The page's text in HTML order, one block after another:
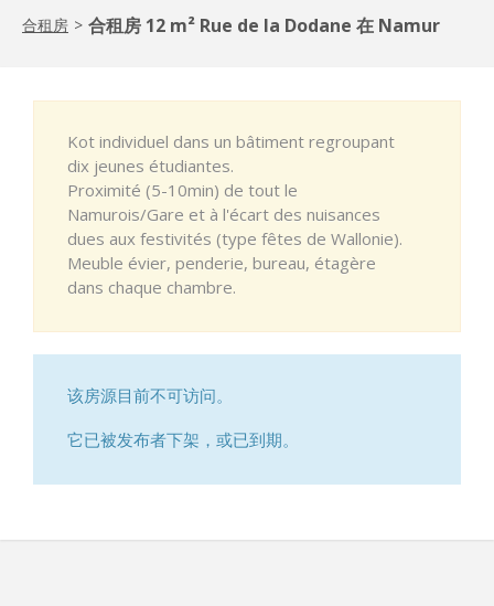
合租房 > 合租房 12 m² Rue de la Dodane 在 Namur
Kot individuel dans un bâtiment regroupant
dix jeunes étudiantes.
Proximité (5-10min) de tout le
Namurois/Gare et à l'écart des nuisances
dues aux festivités (type fêtes de Wallonie).
Meuble évier, penderie, bureau, étagère
dans chaque chambre.
该房源目前不可访问。
它已被发布者下架，或已到期。